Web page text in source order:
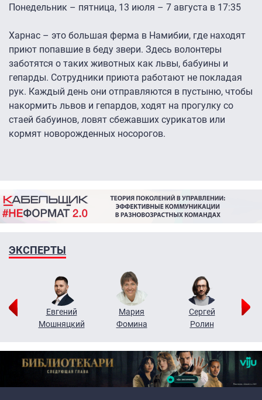
Понедельник – пятница, 13 июля – 7 августа в 17:35
Харнас – это большая ферма в Намибии, где находят
приют попавшие в беду звери. Здесь волонтеры
заботятся о таких животных как львы, бабуины и
гепарды. Сотрудники приюта работают не покладая
рук. Каждый день они отправляются в пустыню, чтобы
накормить львов и гепардов, ходят на прогулку со
стаей бабуинов, ловят сбежавших сурикатов или
кормят новорожденных носорогов.
ЭКСПЕРТЫ
Евгений
Мошняцкий
Мария
Фомина
Сергей
Ролин